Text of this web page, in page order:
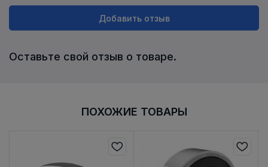
Добавить отзыв
Оставьте свой отзыв о товаре.
ПОХОЖИЕ ТОВАРЫ